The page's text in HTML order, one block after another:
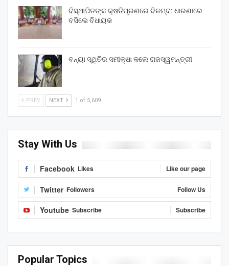
ବିସ୍ଥାପିତଙ୍କ କ୍ଷତିପୂରଣରେ ବିଳମ୍ବ: ଧାରଣାରେ
ବସିଲେ ବିଧାୟକ
ବନ୍ୟା ସ୍ଥିତିର ସମୀକ୍ଷା କଲେ ରାଜସ୍ୱମନ୍ତ୍ରୀ
PREV NEXT 1 of 5,609
Stay With Us
Facebook Likes Like our page
Twitter Followers Follow Us
Youtube Subscribe Subscribe
Popular Topics